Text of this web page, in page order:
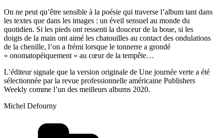
On ne peut qu’être sensible à la poésie qui traverse l’album tant dans
les textes que dans les images : un éveil sensuel au monde du
quotidien. Si les pieds ont ressenti la douceur de la boue, si les
doigts de la main ont aimé les chatouilles au contact des ondulations
de la chenille, l’on a frémi lorsque le tonnerre a grondé
« onomatopéiquement » au cœur de la tempête…
L’éditeur signale que la version originale de Une journée verte a été
sélectionnée par la revue professionnelle américaine Publishers
Weekly comme l’un des meilleurs albums 2020.
Michel Defourny